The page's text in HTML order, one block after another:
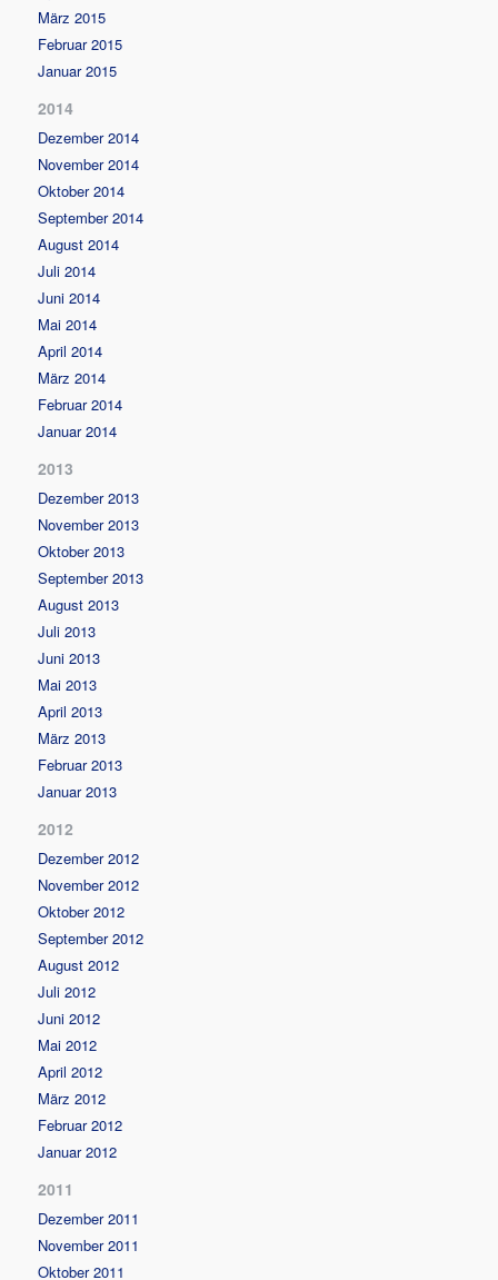
März 2015
Februar 2015
Januar 2015
2014
Dezember 2014
November 2014
Oktober 2014
September 2014
August 2014
Juli 2014
Juni 2014
Mai 2014
April 2014
März 2014
Februar 2014
Januar 2014
2013
Dezember 2013
November 2013
Oktober 2013
September 2013
August 2013
Juli 2013
Juni 2013
Mai 2013
April 2013
März 2013
Februar 2013
Januar 2013
2012
Dezember 2012
November 2012
Oktober 2012
September 2012
August 2012
Juli 2012
Juni 2012
Mai 2012
April 2012
März 2012
Februar 2012
Januar 2012
2011
Dezember 2011
November 2011
Oktober 2011